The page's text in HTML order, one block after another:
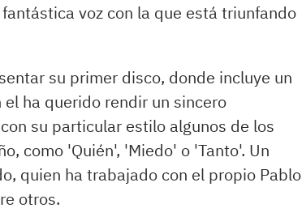
voz con la que está triunfando
su primer disco, donde incluye un
ha querido rendir un sincero
su particular estilo algunos de los
como 'Quién', 'Miedo' o 'Tanto'. Un
quien ha trabajado con el propio Pablo
otros.